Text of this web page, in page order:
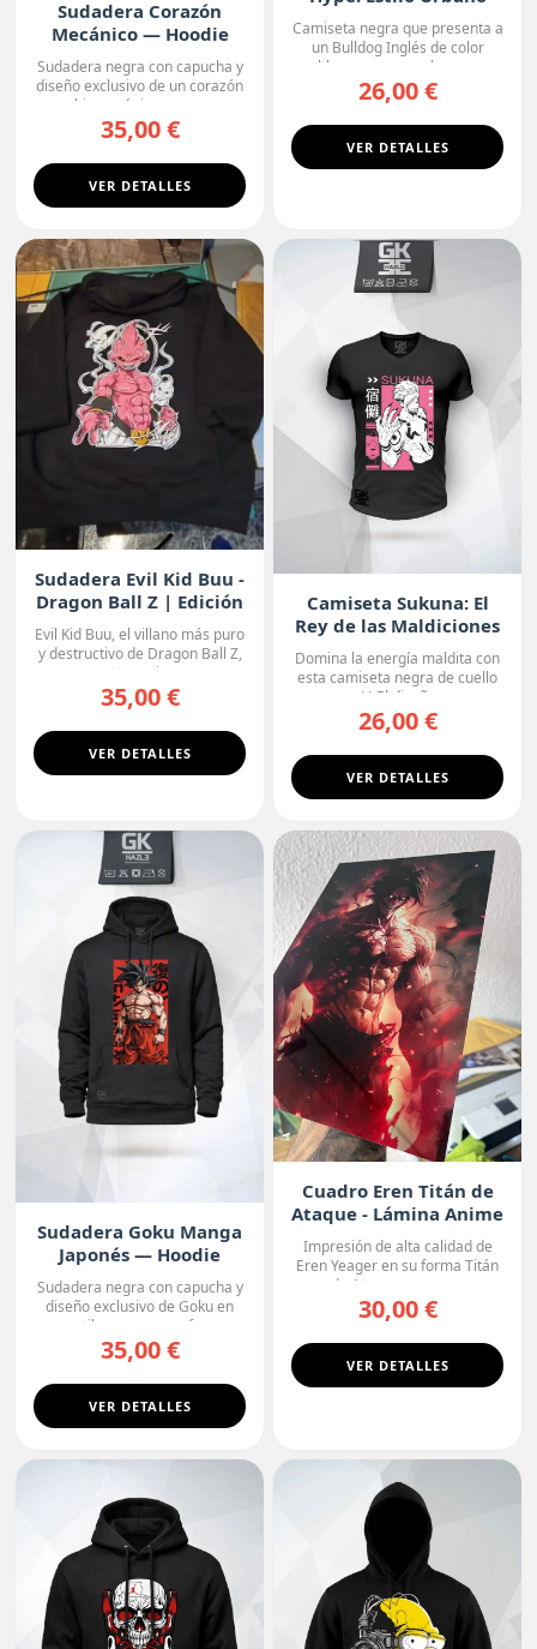
Sudadera Corazón
Mecánico — Hoodie
Sudadera negra con capucha y
diseño exclusivo de un corazón
biomecánico, con ...
35,00 €
VER DETALLES
Camiseta negra que presenta a
un Bulldog Inglés de color
blanco con manchas o...
26,00 €
VER DETALLES
Sudadera Evil Kid Buu -
Dragon Ball Z | Edición
Oscura
Evil Kid Buu, el villano más puro
y destructivo de Dragon Ball Z,
protagoniza...
35,00 €
VER DETALLES
Camiseta Sukuna: El
Rey de las Maldiciones
Domina la energía maldita con
esta camiseta negra de cuello
en V. El diseño r...
26,00 €
VER DETALLES
Sudadera Goku Manga
Japonés — Hoodie
Sudadera negra con capucha y
diseño exclusivo de Goku en
estilo manga, con fo...
35,00 €
VER DETALLES
Cuadro Eren Titán de
Ataque - Lámina Anime
Premium
Impresión de alta calidad de
Eren Yeager en su forma Titán
de Ataque, con un ...
30,00 €
VER DETALLES